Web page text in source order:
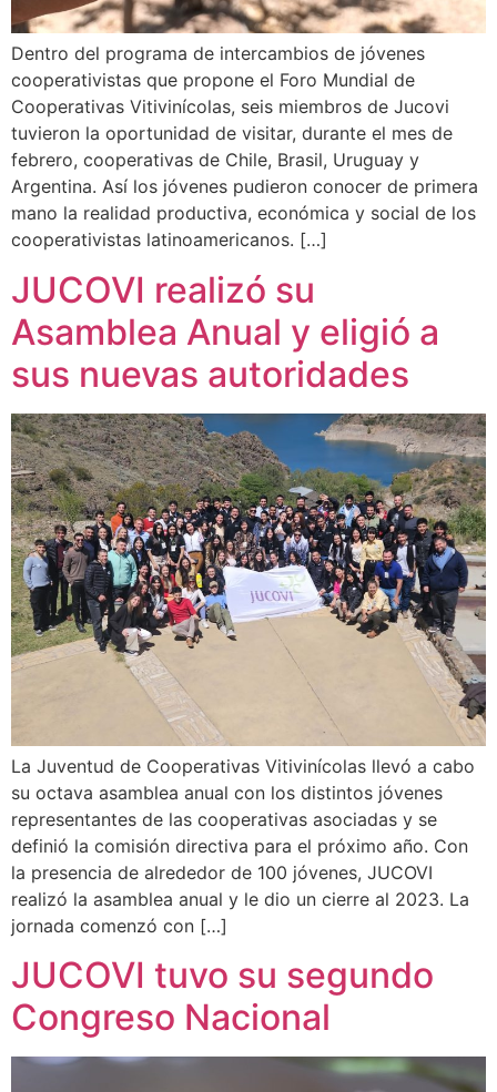
Dentro del programa de intercambios de jóvenes
cooperativistas que propone el Foro Mundial de
Cooperativas Vitivinícolas, seis miembros de Jucovi
tuvieron la oportunidad de visitar, durante el mes de
febrero, cooperativas de Chile, Brasil, Uruguay y
Argentina. Así los jóvenes pudieron conocer de primera
mano la realidad productiva, económica y social de los
cooperativistas latinoamericanos. […]
JUCOVI realizó su
Asamblea Anual y eligió a
sus nuevas autoridades
La Juventud de Cooperativas Vitivinícolas llevó a cabo
su octava asamblea anual con los distintos jóvenes
representantes de las cooperativas asociadas y se
definió la comisión directiva para el próximo año. Con
la presencia de alrededor de 100 jóvenes, JUCOVI
realizó la asamblea anual y le dio un cierre al 2023. La
jornada comenzó con […]
JUCOVI tuvo su segundo
Congreso Nacional